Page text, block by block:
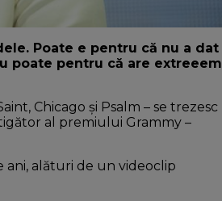
Poate e pentru că nu a dat
poate pentru că are extreeem
Chicago și Psalm – se trezesc
al premiului Grammy –
ani, alături de un videoclip